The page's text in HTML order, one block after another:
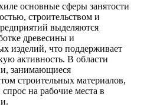
основные сферы занятости
строительством и
выделяются
древесины и
изделий, что поддерживает
активность. В области
занимающиеся
строительных материалов,
на рабочие места в